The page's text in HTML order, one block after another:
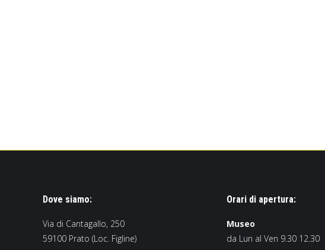
Dove siamo:
Via di Cantagallo, 250
59100 Prato (Loc. Figline)
Orari di apertura:
Museo
da Lun al Ven 9.30 12.30